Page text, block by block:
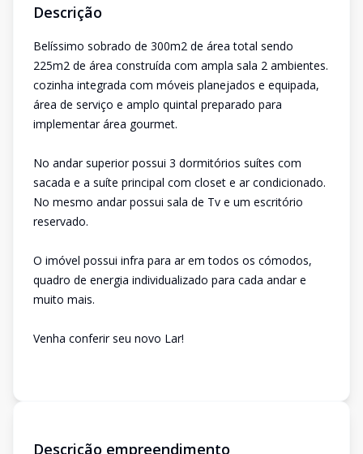
Descrição
Belíssimo sobrado de 300m2 de área total sendo
225m2 de área construída com ampla sala 2 ambientes.
cozinha integrada com móveis planejados e equipada,
área de serviço e amplo quintal preparado para
implementar área gourmet.
No andar superior possui 3 dormitórios suítes com
sacada e a suíte principal com closet e ar condicionado.
No mesmo andar possui sala de Tv e um escritório
reservado.
O imóvel possui infra para ar em todos os cómodos,
quadro de energia individualizado para cada andar e
muito mais.
Venha conferir seu novo Lar!
Descrição empreendimento